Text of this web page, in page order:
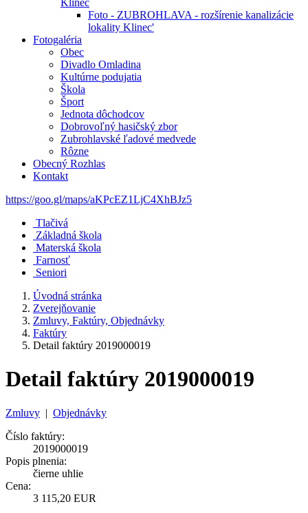
Klinec
Foto - ZUBROHLAVA - rozšírenie kanalizácie
lokality Klinec'
Fotogaléria
Obec
Divadlo Omladina
Kultúrne podujatia
Škola
Šport
Jednota dôchodcov
Dobrovoľný hasičský zbor
Zubrohlavské ľadové medvede
Rôzne
Obecný Rozhlas
Kontakt
https://goo.gl/maps/aKPcEZ1LjC4XhBJz5
Tlačivá
Základná škola
Materská škola
Farnosť
Seniori
Úvodná stránka
Zverejňovanie
Zmluvy, Faktúry, Objednávky
Faktúry
Detail faktúry 2019000019
Detail faktúry 2019000019
Zmluvy | Objednávky
Číslo faktúry:
2019000019
Popis plnenia:
čierne uhlie
Cena:
3 115,20 EUR